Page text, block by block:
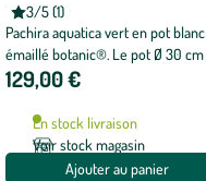
3/5 (1)
Note
moyenne
de
3
sur
BOTANIC®
Pachira aquatica vert en pot blanc
émaillé botanic®. Le pot Ø 30 cm
129,00 €
En stock livraison
Voir stock magasin
Ajouter au panier